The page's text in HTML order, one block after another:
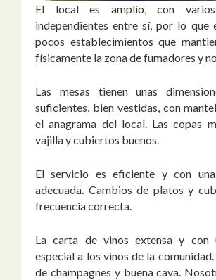
El local es amplio, con varios
independientes entre sí, por lo que
pocos establecimientos que
físicamente la zona de fumadores y
Las mesas tienen unas
suficientes, bien vestidas, con
el anagrama del local. Las copas
vajilla y cubiertos buenos.
El servicio es eficiente y con
adecuada. Cambios de platos y
frecuencia correcta.
La carta de vinos extensa y con
especial a los vinos de la
de champagnes y buena cava.